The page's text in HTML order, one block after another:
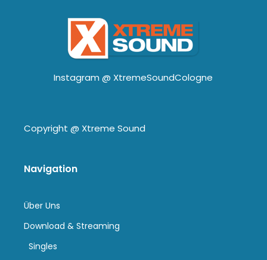
Instagram @ XtremeSoundCologne
Copyright @ Xtreme Sound
Navigation
Über Uns
Download & Streaming
Singles